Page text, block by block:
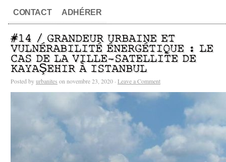
CONTACT ADHÉRER
#14 / GRANDEUR URBAINE ET
VULNÉRABILITÉ ÉNERGÉTIQUE : LE
CAS DE LA VILLE-SATELLITE DE
KAYAŞEHIR À ISTANBUL
Posted byurbanites on novembre 23, 2020 · Leave a Comment